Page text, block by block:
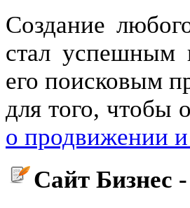
Создание
стал успешным
его поисковым
для того,
о продвижении и
Сайт Бизнес